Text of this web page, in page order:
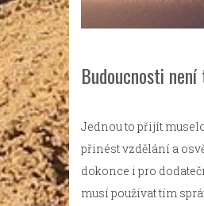
Budoucnosti
Jednou to přijít
přinést vzdělání a
dokonce i pro
musí používat tím